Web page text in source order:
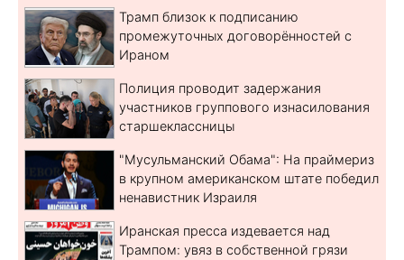
Трамп близок к подписанию
промежуточных договорённостей с
Ираном
Полиция проводит задержания
участников группового изнасилования
старшеклассницы
"Мусульманский Обама": На праймериз
в крупном американском штате победил
ненавистник Израиля
Иранская пресса издевается над
Трампом: увяз в собственной грязи